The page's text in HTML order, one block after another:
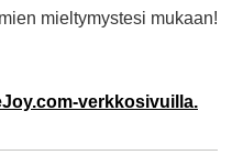
mieltymystesi mukaan!
verkkosivuilla.